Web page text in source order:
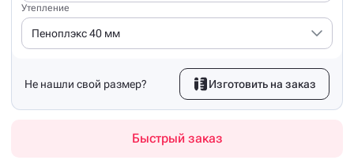
Утепление
Пеноплэкс 40 мм
Не нашли свой размер? Изготовить на заказ
Быстрый заказ